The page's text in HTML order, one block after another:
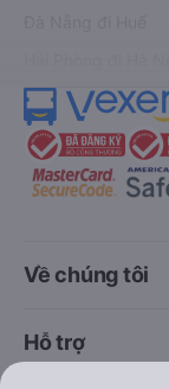
Về chúng tôi
Hỗ trợ